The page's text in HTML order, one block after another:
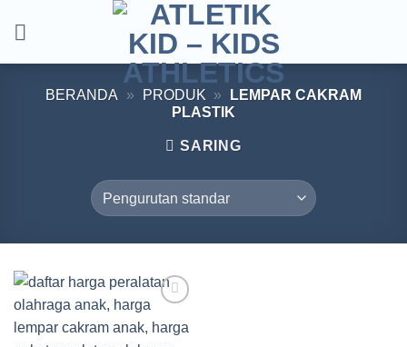
BERANDA » PRODUK »
LEMPAR CAKRAM
PLASTIK
SARING
wishlist